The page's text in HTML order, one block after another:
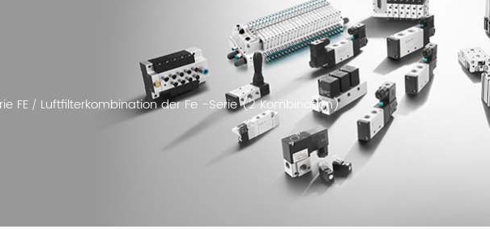
FE / Luftfilterkombination der Fe -Serie (2 Kombination)